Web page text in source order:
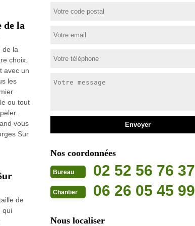
de la
de la
choix.
avec un
les
ou tout
vous
Sur
de
qui
Nos coordonnées
Bureau 02 52 56 76 37
Chantier 06 26 05 45 99
Nous localiser